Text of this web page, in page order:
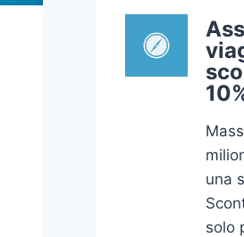
una
solo